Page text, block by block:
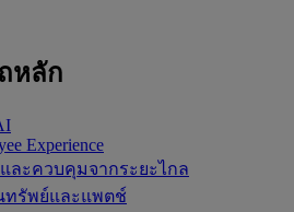
หลัก
Experience
ละควบคุมจากระยะไกล
ทรัพย์และแพตช์